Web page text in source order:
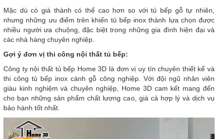
Mặc dù có giá thành có thể cao hơn so với tủ bếp gỗ tự nhiên,
nhưng những ưu điểm trên khiến tủ bếp inox thành lựa chọn được
nhiều người ưa chuộng, đặc biệt trong những gia đình hiện đại và
các nhà hàng chuyên nghiệp.
Gợi ý đơn vị thi công nội thất tủ bếp:
Công ty nội thất tủ bếp Home 3D là đơn vị uy tín chuyên thiết kế và
thi công tủ bếp inox cánh gỗ công nghiệp. Với đội ngũ nhân viên
giàu kinh nghiệm và chuyên nghiệp, Home 3D cam kết mang đến
cho bạn những sản phẩm chất lượng cao, giá cả hợp lý và dịch vụ
bảo hành tốt nhất.